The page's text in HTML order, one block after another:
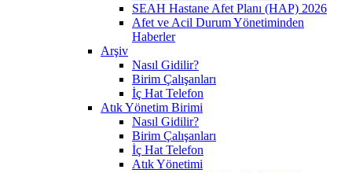
SEAH Hastane Afet Planı (HAP) 2026
Afet ve Acil Durum Yönetiminden
Haberler
Arşiv
Nasıl Gidilir?
Birim Çalışanları
İç Hat Telefon
Atık Yönetim Birimi
Nasıl Gidilir?
Birim Çalışanları
İç Hat Telefon
Atık Yönetimi